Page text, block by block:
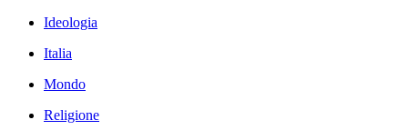
Ideologia
Italia
Mondo
Religione